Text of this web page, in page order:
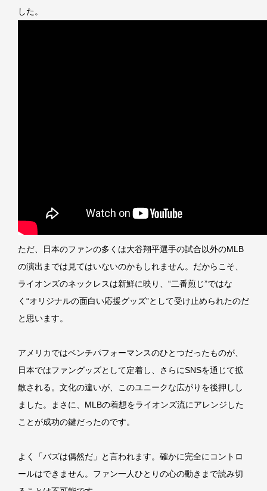
した。
ただ、日本のファンの多くは大谷翔平選手の試合以外のMLB
の演出までは見てはいないのかもしれません。だからこそ、
ライオンズのネックレスは新鮮に映り、“二番煎じ”ではな
く“オリジナルの面白い応援グッズ”として受け止められたのだ
と思います。
アメリカではベンチパフォーマンスのひとつだったものが、
日本ではファングッズとして定着し、さらにSNSを通じて拡
散される。文化の違いが、このユニークな広がりを後押しし
ました。まさに、MLBの着想をライオンズ流にアレンジした
ことが成功の鍵だったのです。
よく「バズは偶然だ」と言われます。確かに完全にコントロ
ールはできません。ファン一人ひとりの心の動きまで読み切